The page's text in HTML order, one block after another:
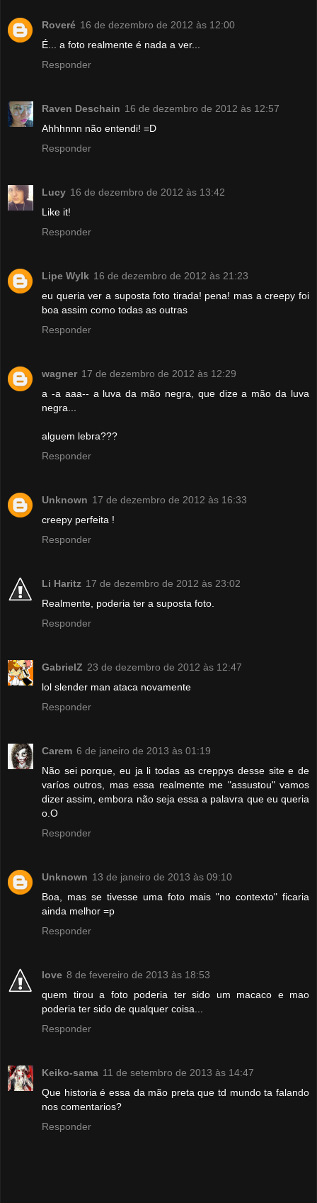
Roveré 16 de dezembro de 2012 às 12:00
É... a foto realmente é nada a ver...
Responder
Raven Deschain 16 de dezembro de 2012 às 12:57
Ahhhnnn não entendi! =D
Responder
Lucy 16 de dezembro de 2012 às 13:42
Like it!
Responder
Lipe Wylk 16 de dezembro de 2012 às 21:23
eu queria ver a suposta foto tirada! pena! mas a creepy foi
boa assim como todas as outras
Responder
wagner 17 de dezembro de 2012 às 12:29
a -a aaa-- a luva da mão negra, que dize a mão da luva
negra...
alguem lebra???
Responder
Unknown 17 de dezembro de 2012 às 16:33
creepy perfeita !
Responder
Li Haritz 17 de dezembro de 2012 às 23:02
Realmente, poderia ter a suposta foto.
Responder
GabrielZ 23 de dezembro de 2012 às 12:47
lol slender man ataca novamente
Responder
Carem 6 de janeiro de 2013 às 01:19
Não sei porque, eu ja li todas as creppys desse site e de
varíos outros, mas essa realmente me "assustou" vamos
dizer assim, embora não seja essa a palavra que eu queria
o.O
Responder
Unknown 13 de janeiro de 2013 às 09:10
Boa, mas se tivesse uma foto mais "no contexto" ficaria
ainda melhor =p
Responder
love 8 de fevereiro de 2013 às 18:53
quem tirou a foto poderia ter sido um macaco e mao
poderia ter sido de qualquer coisa...
Responder
Keiko-sama 11 de setembro de 2013 às 14:47
Que historia é essa da mão preta que td mundo ta falando
nos comentarios?
Responder